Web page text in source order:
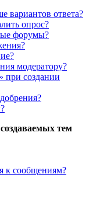
вариантов ответа?
опрос?
форумы?
модератору?
при создании
тем
к сообщениям?